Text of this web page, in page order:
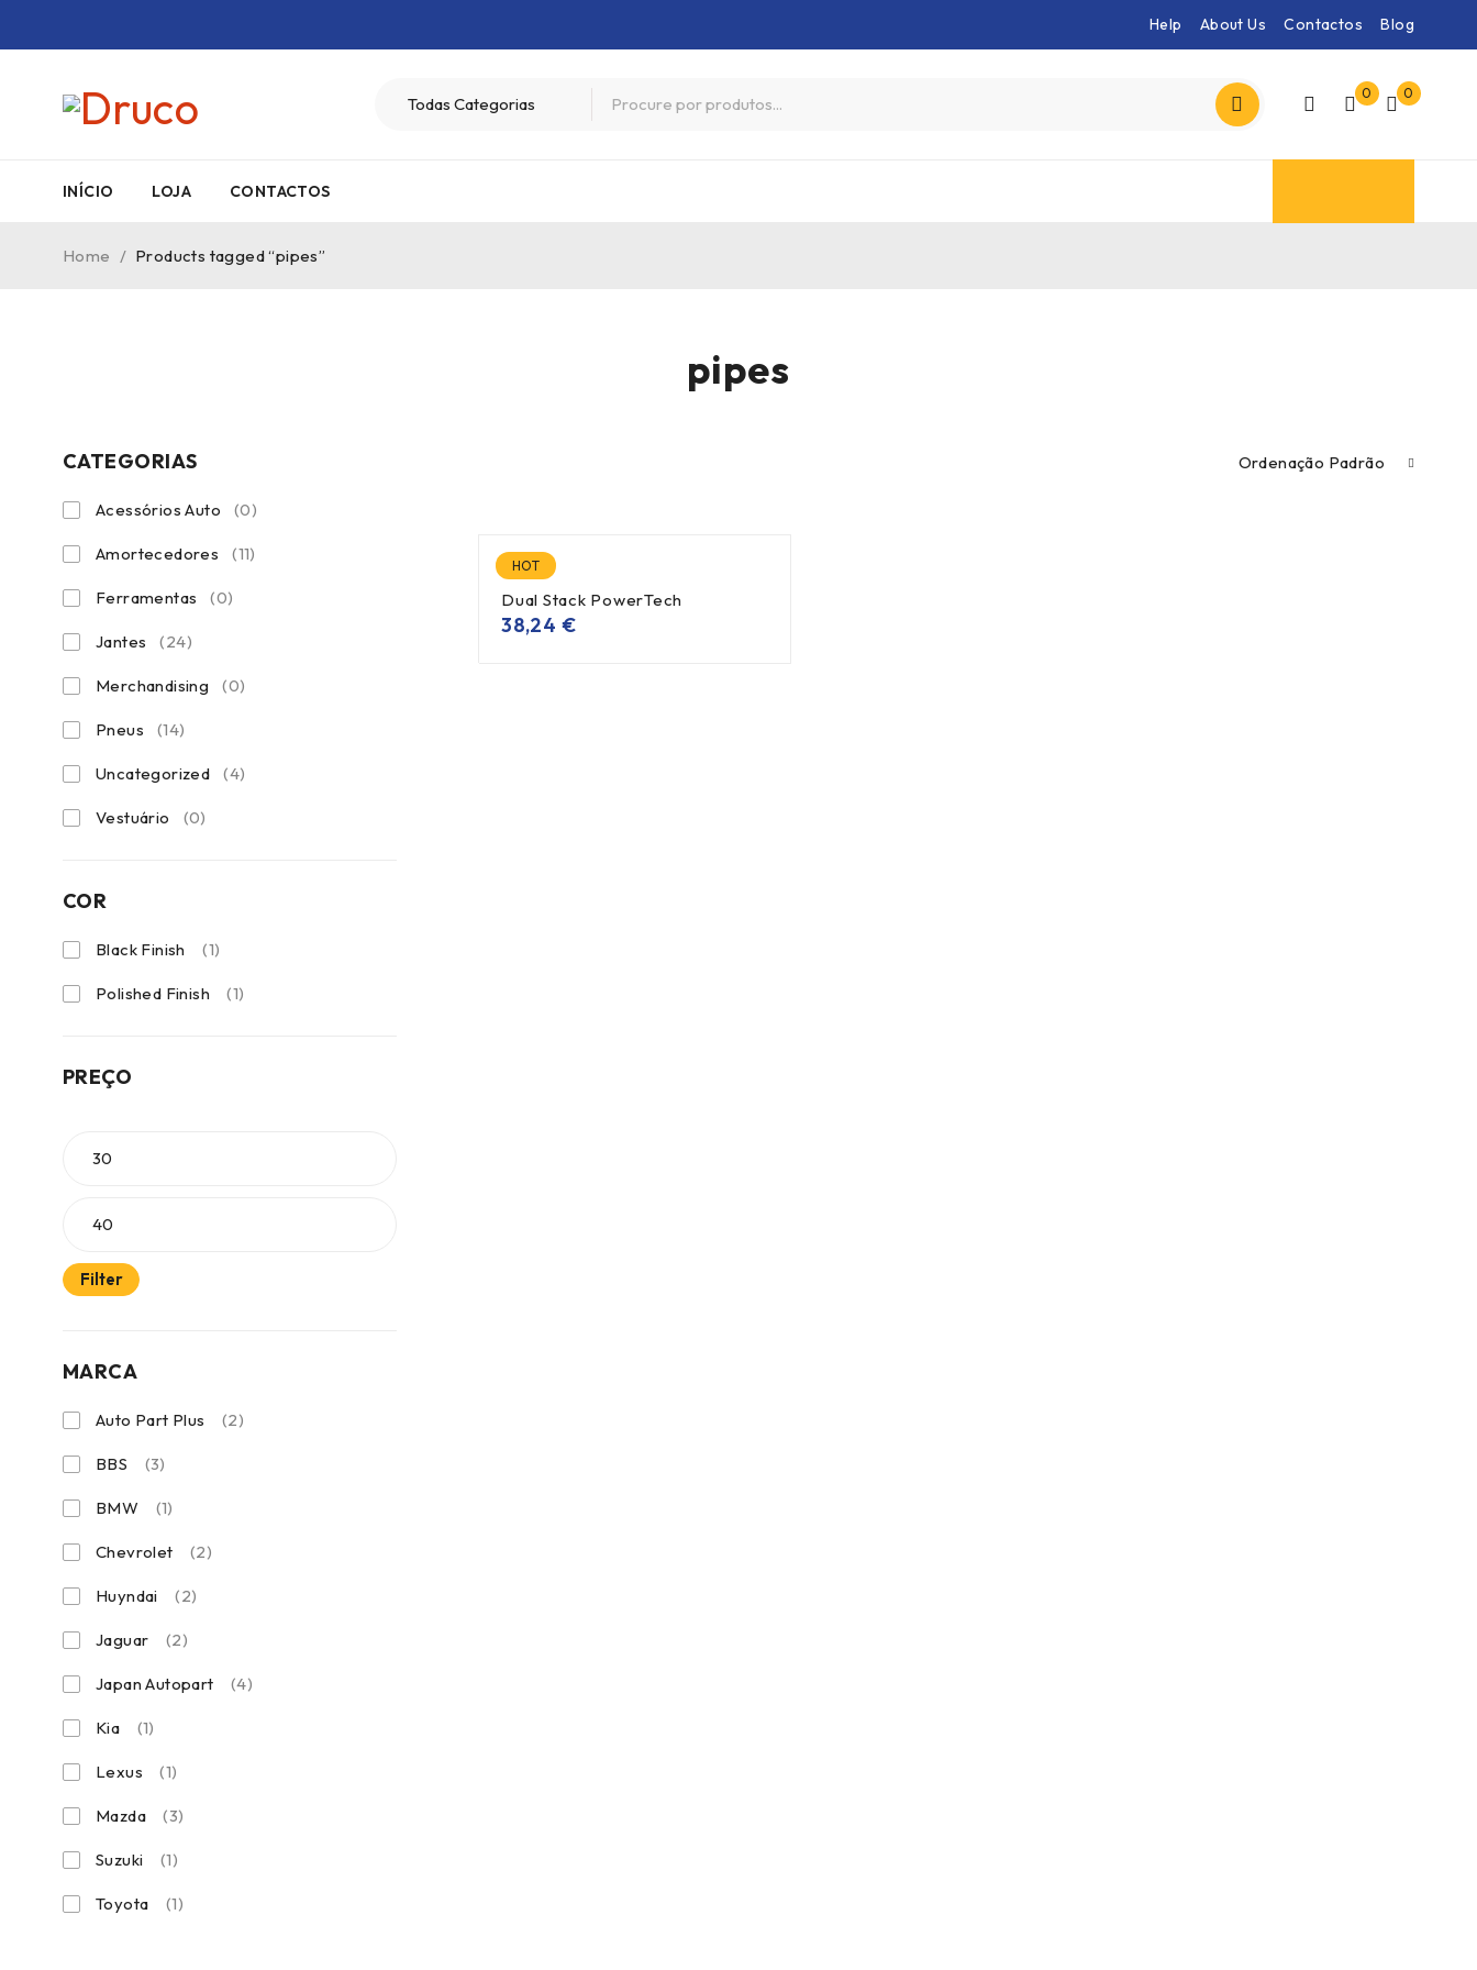
Help About Us Contactos Blog
0 0
INÍCIO LOJA CONTACTOS
pipes
Home / Products tagged “pipes”
CATEGORIAS
Acessórios Auto (0)
Amortecedores (11)
Ferramentas (0)
Jantes (24)
Merchandising (0)
Pneus (14)
Uncategorized (4)
Vestuário (0)
COR
Black Finish (1)
Polished Finish (1)
PREÇO
Filter
MARCA
Auto Part Plus (2)
BBS (3)
BMW (1)
Chevrolet (2)
Huyndai (2)
Jaguar (2)
Japan Autopart (4)
Kia (1)
Lexus (1)
Mazda (3)
Suzuki (1)
Toyota (1)
Ordenação Padrão
HOT
Dual Stack PowerTech
38,24 €